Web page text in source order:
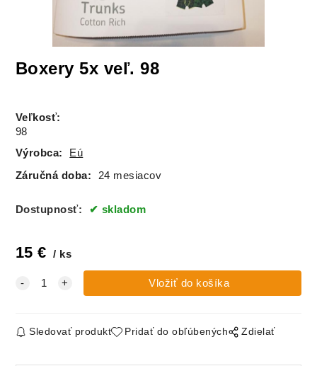
Boxery 5x veľ. 98
Veľkosť:
98
Výrobca:
Eú
Záručná doba: 24 mesiacov
Dostupnosť: skladom
15 € ks
Sledovať produkt Pridať do obľúbených Zdielať